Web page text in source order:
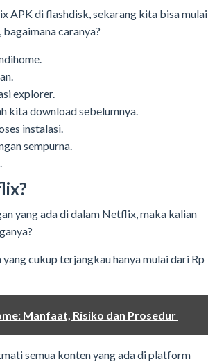
APK di flashdisk, sekarang kita bisa mulai
, bagaimana caranya?
explorer.
kita download sebelumnya.
instalasi.
sempurna.
yang ada di dalam Netflix, maka kalian
cukup terjangkau hanya mulai dari Rp
Manfaat, Risiko dan Prosedur
semua konten yang ada di platform